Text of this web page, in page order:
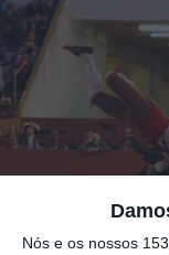
Nós e os nossos